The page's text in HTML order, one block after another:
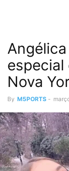
especial
Nova
By M5PORTS -